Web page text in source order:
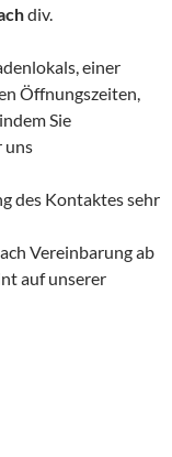
div.
einer
Öffnungszeiten,
Sie
uns
des Kontaktes sehr
Vereinbarung ab
auf unserer